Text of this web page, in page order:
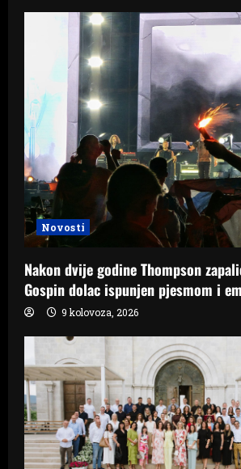
Novosti
Nakon dvije godine Thompson
Gospin dolac ispunjen pjesmom i
9 kolovoza, 2026